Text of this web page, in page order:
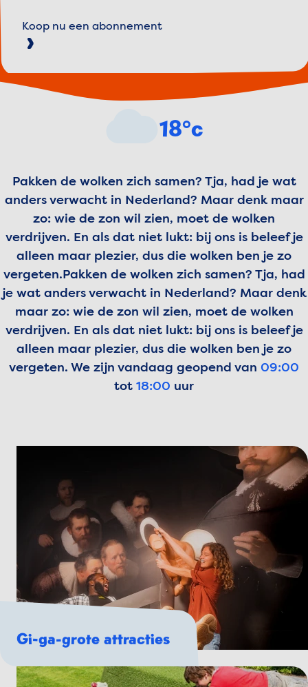
Koop nu een abonnement
18°c
Pakken de wolken zich samen? Tja, had je wat
anders verwacht in Nederland? Maar denk maar
zo: wie de zon wil zien, moet de wolken
verdrijven. En als dat niet lukt: bij ons is beleef je
alleen maar plezier, dus die wolken ben je zo
vergeten. Pakken de wolken zich samen? Tja, had
je wat anders verwacht in Nederland? Maar denk
maar zo: wie de zon wil zien, moet de wolken
verdrijven. En als dat niet lukt: bij ons is beleef je
alleen maar plezier, dus die wolken ben je zo
vergeten. We zijn vandaag geopend van 09:00
tot 18:00 uur
Gi-ga-grote attracties